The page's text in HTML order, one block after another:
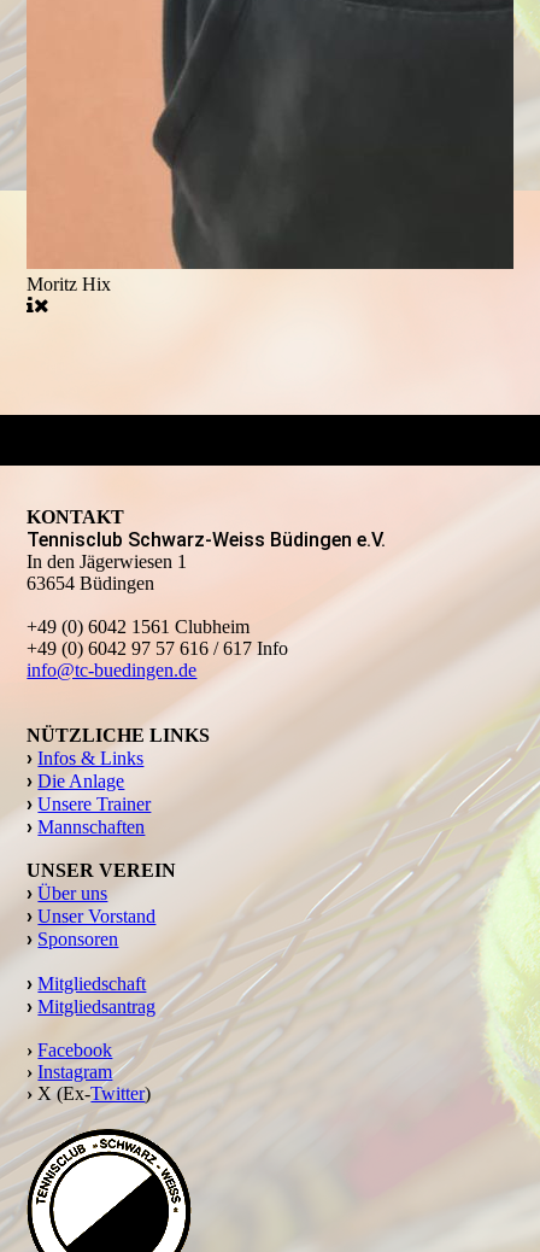
Moritz Hix
KONTAKT
Tennisclub Schwarz-Weiss Büdingen e.V.
In den Jägerwiesen 1
63654 Büdingen
+49 (0) 6042 1561 Clubheim
+49 (0) 6042 97 57 616 / 617 Info
info@tc-buedingen.de
NÜTZLICHE LINKS
› Infos & Links
› Die Anlage
› Unsere Trainer
› Mannschaften
UNSER VEREIN
› Über uns
› Unser Vorstand
› Sponsoren
› Mitgliedschaft
› Mitgliedsantrag
› Facebook
› Instagram
› X (Ex-Twitter)